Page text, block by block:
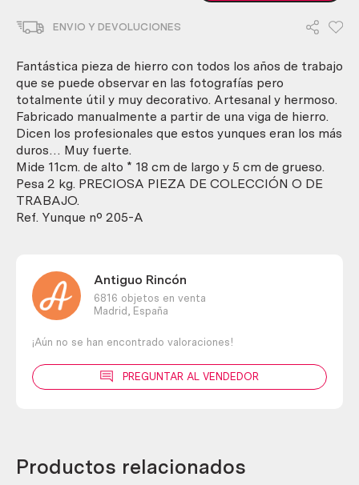
kg.
Artesanal.
Excepcional
pieza.
Old
cantidad
ENVIO Y DEVOLUCIONES
Fantástica pieza de hierro con todos los años de trabajo
que se puede observar en las fotografías pero
totalmente útil y muy decorativo. Artesanal y hermoso.
Fabricado manualmente a partir de una viga de hierro.
Dicen los profesionales que estos yunques eran los más
duros… Muy fuerte.
Mide 11cm. de alto * 18 cm de largo y 5 cm de grueso.
Pesa 2 kg. PRECIOSA PIEZA DE COLECCIÓN O DE
TRABAJO.
Ref. Yunque nº 205-A
Antiguo Rincón
6816 objetos en venta
Madrid,
España
¡Aún no se han encontrado valoraciones!
PREGUNTAR AL VENDEDOR
Productos relacionados